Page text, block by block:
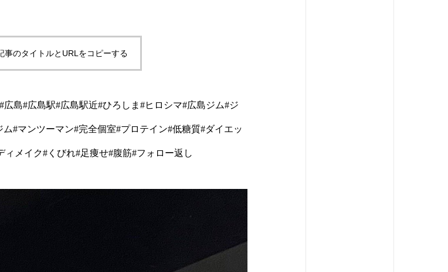
事のタイトルとURLをコピーする
島#広島駅#広島駅近#ひろしま#ヒロシマ#広島ジム#ジ
ム#マンツーマン#完全個室#プロテイン#低糖質#ダイエッ
ィメイク#くびれ#足痩せ#腹筋#フォロー返し